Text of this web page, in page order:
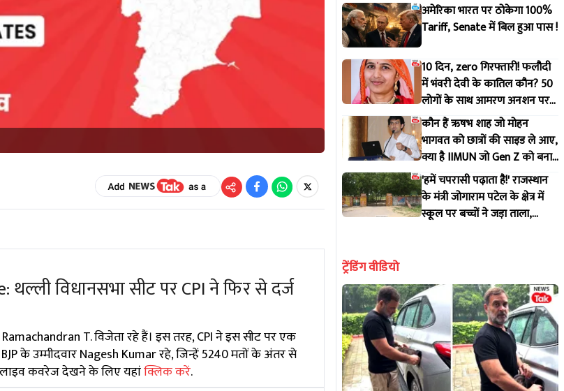
विधानसभा सीट पर CPI ने फिर से दर्ज
Ramachandran T. विजेता रहे हैं। इस तरह, CPI ने इस सीट पर एक
के उम्मीदवार Nagesh Kumar रहे, जिन्हें 5240 मतों के अंतर से
लाइव कवरेज देखने के लिए यहांक्लिक करें.
अमेरिका भारत पर ठोकेगा 100%
Tariff, Senate में बिल हुआ पास !
10 दिन, zero गिरफ्तारी! फलौदी
में भंवरी देवी के कातिल कौन? 50
लोगों के साथ आमरण अनशन पर
बैठे पूर्व विधायक
कौन हैं ऋषभ शाह जो मोहन
भागवत को छात्रों की साइड ले आए,
क्या है IIMUN जो Gen Z को बना
रहा क्रांतिकारी?
'हमें चपरासी पढ़ाता है!' राजस्थान
के मंत्री जोगाराम पटेल के क्षेत्र में
स्कूल पर बच्चों ने जड़ा ताला,
ट्रेंडिंग वीडियो